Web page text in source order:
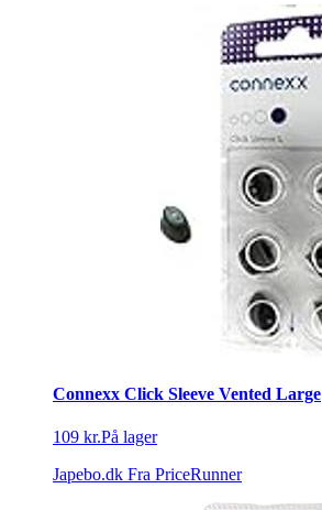
Connexx Click Sleeve Vented Large
109 kr.På lager
Japebo.dk Fra PriceRunner